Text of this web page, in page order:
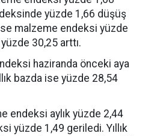
yüzde 1,66 düşüş
malzeme endeksi yüzde
30,25 arttı.
haziranda önceki aya
bazda ise yüzde 28,54
endeksi aylık yüzde 2,44
yüzde 1,49 geriledi. Yıllık